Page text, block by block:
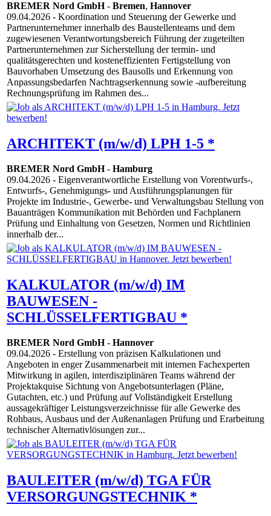
BREMER Nord GmbH- Bremen, Hannover
09.04.2026 - Koordination und Steuerung der Gewerke und
Partnerunternehmer innerhalb des Baustellenteams und dem
zugewiesenen Verantwortungsbereich Führung der zugeteilten
Partnerunternehmen zur Sicherstellung der termin- und
qualitätsgerechten und kosteneffizienten Fertigstellung von
Bauvorhaben Umsetzung des Bausolls und Erkennung von
Anpassungsbedarfen Nachtragserkennung sowie -aufbereitung
Rechnungsprüfung im Rahmen des...
ARCHITEKT (m/w/d) LPH 1-5 *
BREMER Nord GmbH- Hamburg
09.04.2026 - Eigenverantwortliche Erstellung von Vorentwurfs-,
Entwurfs-, Genehmigungs- und Ausführungsplanungen für
Projekte im Industrie-, Gewerbe- und Verwaltungsbau Stellung von
Bauanträgen Kommunikation mit Behörden und Fachplanern
Prüfung und Einhaltung von Gesetzen, Normen und Richtlinien
innerhalb der...
KALKULATOR (m/w/d) IM
BAUWESEN -
SCHLÜSSELFERTIGBAU *
BREMER Nord GmbH- Hannover
09.04.2026 - Erstellung von präzisen Kalkulationen und
Angeboten in enger Zusammenarbeit mit internen Fachexperten
Mitwirkung in agilen, interdisziplinären Teams während der
Projektakquise Sichtung von Angebotsunterlagen (Pläne,
Gutachten, etc.) und Prüfung auf Vollständigkeit Erstellung
aussagekräftiger Leistungsverzeichnisse für alle Gewerke des
Rohbaus, Ausbaus und der Außenanlagen Prüfung und Erarbeitung
technischer Alternativlösungen zur...
BAULEITER (m/w/d) TGA FÜR
VERSORGUNGSTECHNIK *